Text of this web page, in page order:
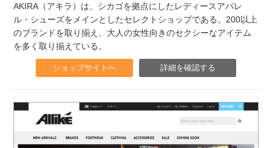
AKIRA（アキラ）は、シカゴを拠点にしたレディースアパレ
ル・シューズをメインとしたセレクトショップである。200以上
のブランドを取り揃え、大人の女性向きのセクシーなアイテム
を多く取り揃えている。
ショップサイトへ 詳細を確認する